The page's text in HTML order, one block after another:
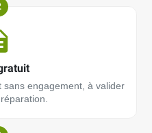
sans engagement, à valider